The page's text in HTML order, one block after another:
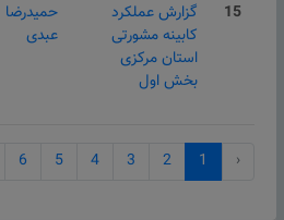
15
گزارش عملکرد
کابینه مشورتی
استان مرکزی
بخش اول
حمیدرضا
عبدی
‹
1
2
3
4
5
6